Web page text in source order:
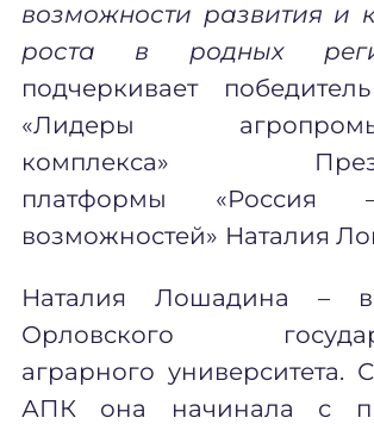
возможности развития и
роста в родных
подчеркивает п
«Лидеры
комплекса»
платформы «Россия
возможностей» Наталия
Наталия Лошадина –
Орловского
аграрного университета.
АПК она начинала с